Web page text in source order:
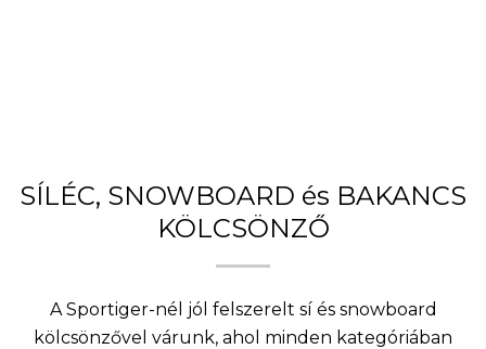
SÍLÉC, SNOWBOARD és BAKANCS
KÖLCSÖNZŐ
A Sportiger-nél jól felszerelt sí és snowboard
kölcsönzővel várunk, ahol minden kategóriában